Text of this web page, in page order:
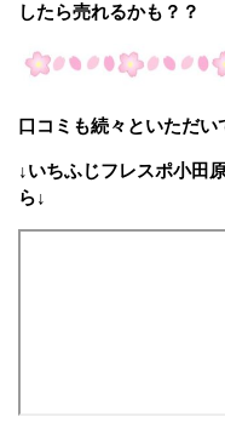
したら売れるかも？？
口コミも続々といただい
↓いちふじフレスポ小田
ら↓